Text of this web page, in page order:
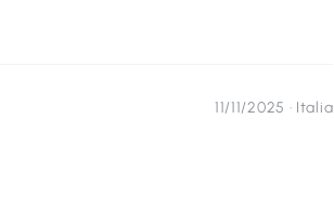
11/11/2025 · Italia